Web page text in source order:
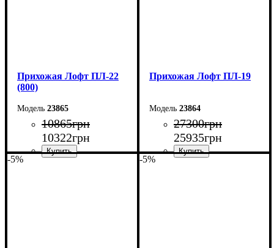
Прихожая Лофт ПЛ-22
(800)
23865
10865грн
10322грн
Прихожая Лофт ПЛ-19
23864
27300грн
25935грн
-5% -5%